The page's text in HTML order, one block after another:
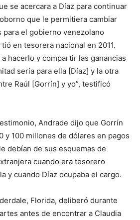
se acercara a Díaz para continuar
que le permitiera cambiar
el gobierno venezolano
en tesorera nacional en 2011.
hacerlo y compartir las ganancias
sería para ella [Díaz] y la otra
Raúl [Gorrín] y yo”, testificó
Andrade dijo que Gorrín
y 100 millones de dólares en pagos
debían de sus esquemas de
cuando era tesorero
y cuando Díaz ocupaba el cargo.
Florida, deliberó durante
antes de encontrar a Claudia